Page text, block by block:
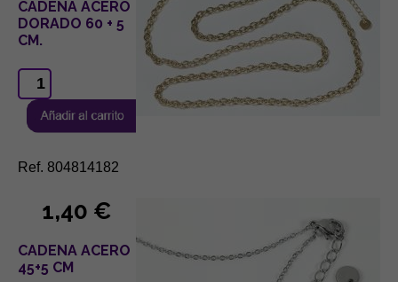
CADENA ACERO
DORADO 60 + 5
CM.
Ref. 804814182
1,40 €
CADENA ACERO
45+5 CM